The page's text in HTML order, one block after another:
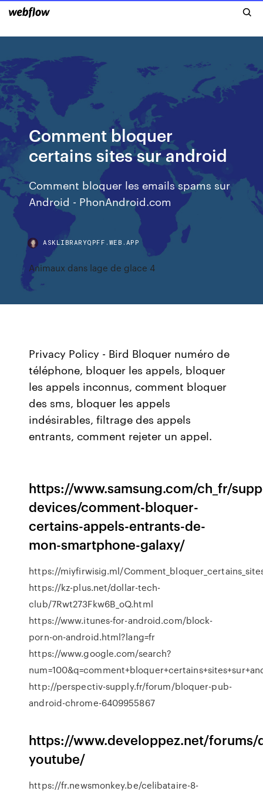
Comment bloquer
certains sites sur android
Comment bloquer les emails spams sur
Android - PhonAndroid.com
ASKLIBRARYQPFF.WEB.APP
Animaux dans lage de glace 4
Privacy Policy - Bird Bloquer numéro de
téléphone, bloquer les appels, bloquer
les appels inconnus, comment bloquer
des sms, bloquer les appels
indésirables, filtrage des appels
entrants, comment rejeter un appel.
https://www.samsung.com/ch_fr/
devices/comment-bloquer-
certains-appels-entrants-de-
mon-smartphone-galaxy/
https://miyfirwisig.ml/
https://kz-plus.net/dollar-tech-
club/7Rwt273Fkw6B_oQ.html
https://www.itunes-for-android.com/block-
porn-on-android.html?lang=fr
https://www.google.com/search?
http://perspectiv-supply.fr/forum/bloquer-pub-
android-chrome-6409955867
https://www.developpez.net/forums/
youtube/
https://fr.newsmonkey.be/celibataire-8-